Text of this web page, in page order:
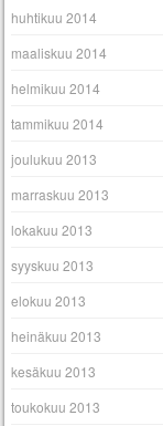
huhtikuu 2014
maaliskuu 2014
helmikuu 2014
tammikuu 2014
joulukuu 2013
marraskuu 2013
lokakuu 2013
syyskuu 2013
elokuu 2013
heinäkuu 2013
kesäkuu 2013
toukokuu 2013